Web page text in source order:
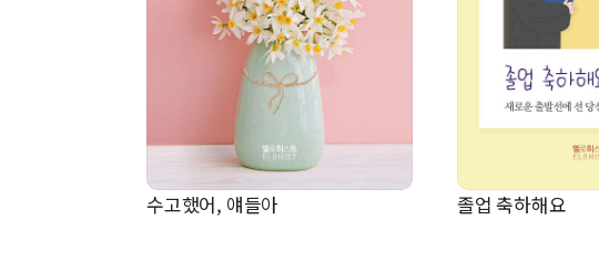
수고했어, 얘들아 졸업 축하해요